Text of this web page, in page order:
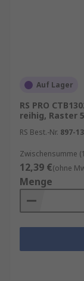
Auf Lager
RS PRO
reihig, Raster
RS Best.-Nr. 897-
Zwischensumme
12,39 €(ohne
Menge